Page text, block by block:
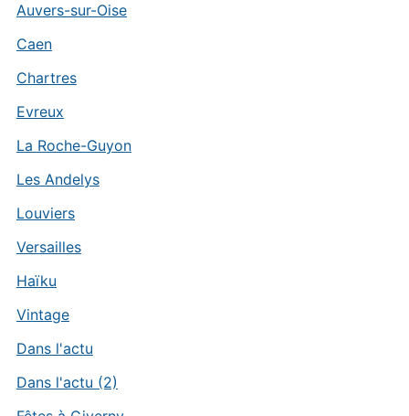
Auvers-sur-Oise
Caen
Chartres
Evreux
La Roche-Guyon
Les Andelys
Louviers
Versailles
Haïku
Vintage
Dans l'actu
Dans l'actu (2)